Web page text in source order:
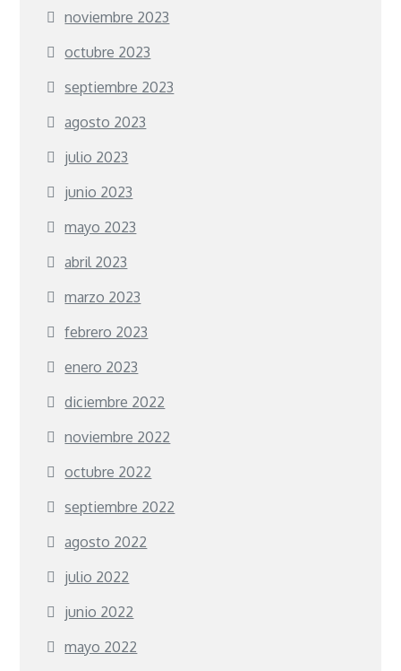
noviembre 2023
octubre 2023
septiembre 2023
agosto 2023
julio 2023
junio 2023
mayo 2023
abril 2023
marzo 2023
febrero 2023
enero 2023
diciembre 2022
noviembre 2022
octubre 2022
septiembre 2022
agosto 2022
julio 2022
junio 2022
mayo 2022